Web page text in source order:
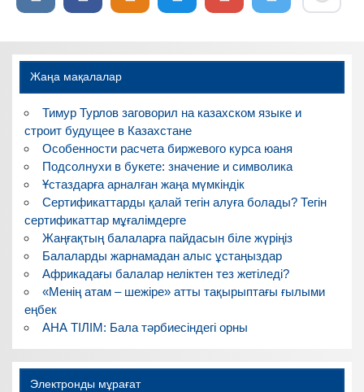
Жаңа мақалалар
Тимур Турлов заговорил на казахском языке и
строит будущее в Казахстане
Особенности расчета биржевого курса юаня
Подсолнухи в букете: значение и символика
Ұстаздарға арналған жаңа мүмкіндік
Сертификаттарды қалай тегін алуға болады? Тегін
сертификаттар мұғалімдерге
Жаңғақтың балаларға пайдасын біле жүріңіз
Балаларды жарнамадан алыс ұстаңыздар
Африкадағы балалар неліктен тез жетіледі?
«Менің атам – шежіре» атты тақырыптағы ғылыми
еңбек
АНА ТІЛІМ: Бала тәрбиесіндегі орны
Электронды мұрағат